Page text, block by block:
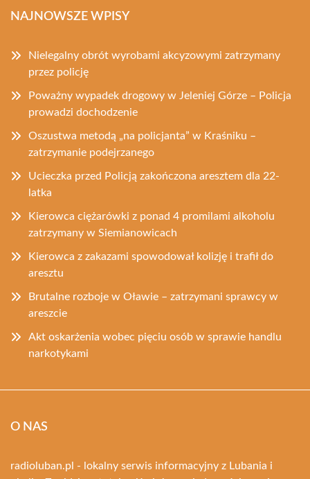
NAJNOWSZE WPISY
Nielegalny obrót wyrobami akcyzowymi zatrzymany
przez policję
Poważny wypadek drogowy w Jeleniej Górze – Policja
prowadzi dochodzenie
Oszustwa metodą „na policjanta” w Kraśniku –
zatrzymanie podejrzanego
Ucieczka przed Policją zakończona aresztem dla 22-
latka
Kierowca ciężarówki z ponad 4 promilami alkoholu
zatrzymany w Siemianowicach
Kierowca z zakazami spowodował kolizję i trafił do
aresztu
Brutalne rozboje w Oławie – zatrzymani sprawcy w
areszcie
Akt oskarżenia wobec pięciu osób w sprawie handlu
narkotykami
O NAS
radioluban.pl - lokalny serwis informacyjny z Lubania i